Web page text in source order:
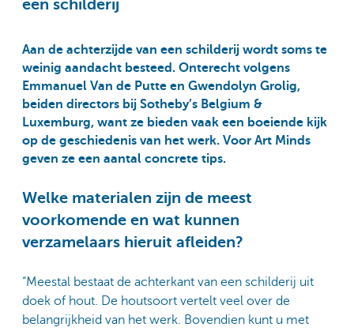
een schilderij
Aan de achterzijde van een schilderij wordt soms te
weinig aandacht besteed. Onterecht volgens
Emmanuel Van de Putte en Gwendolyn Grolig,
beiden directors bij Sotheby’s Belgium &
Luxemburg, want ze bieden vaak een boeiende kijk
op de geschiedenis van het werk. Voor Art Minds
geven ze een aantal concrete tips.
Welke materialen zijn de meest
voorkomende en wat kunnen
verzamelaars hieruit afleiden?
“Meestal bestaat de achterkant van een schilderij uit
doek of hout. De houtsoort vertelt veel over de
belangrijkheid van het werk. Bovendien kunt u met